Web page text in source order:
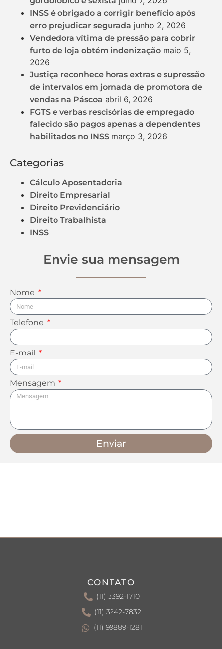
INSS é obrigado a corrigir benefício após
erro prejudicar segurada junho 2, 2026
Vendedora vítima de pressão para cobrir
furto de loja obtém indenização maio 5,
2026
Justiça reconhece horas extras e supressão
de intervalos em jornada de promotora de
vendas na Páscoa abril 6, 2026
FGTS e verbas rescisórias de empregado
falecido são pagos apenas a dependentes
habilitados no INSS março 3, 2026
Categorias
Cálculo Aposentadoria
Direito Empresarial
Direito Previdenciário
Direito Trabalhista
INSS
Envie sua mensagem
Nome
Telefone
E-mail
Mensagem
Enviar
CONTATO
(11) 3392-1710
(11) 3242-7832
(11) 99889-1281